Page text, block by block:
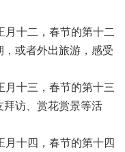
十二，春节的第十二
或者外出旅游，感受
十三，春节的第十三
访、赏花赏景等活
十四，春节的第十四